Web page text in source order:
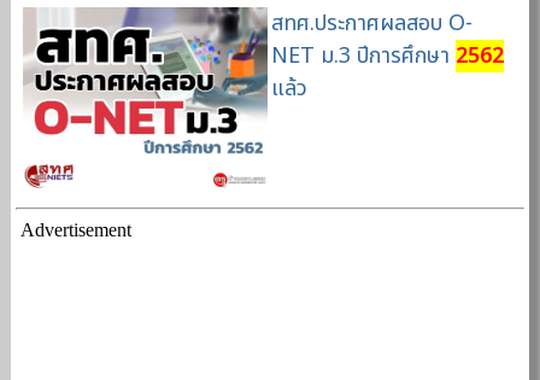
สทศ.ประกาศผลสอบ O-
NET ม.3 ปีการศึกษา 2562
แล้ว
Advertisement